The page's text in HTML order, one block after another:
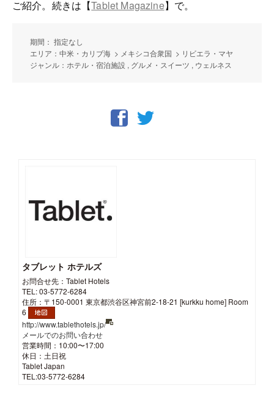
ご紹介。続きは【Tablet Magazine】で。
期間： 指定なし
エリア：中米・カリブ海 > メキシコ合衆国 > リビエラ・マヤ
ジャンル：ホテル・宿泊施設 , グルメ・スイーツ , ウェルネス
タブレット ホテルズ
お問合せ先：Tablet Hotels
TEL: 03-5772-6284
住所：〒150-0001 東京都渋谷区神宮前2-18-21 [kurkku home] Room
6
http://www.tablethotels.jp/
メールでのお問い合わせ
営業時間：10:00〜17:00
休日：土日祝
Tablet Japan
TEL:03-5772-6284